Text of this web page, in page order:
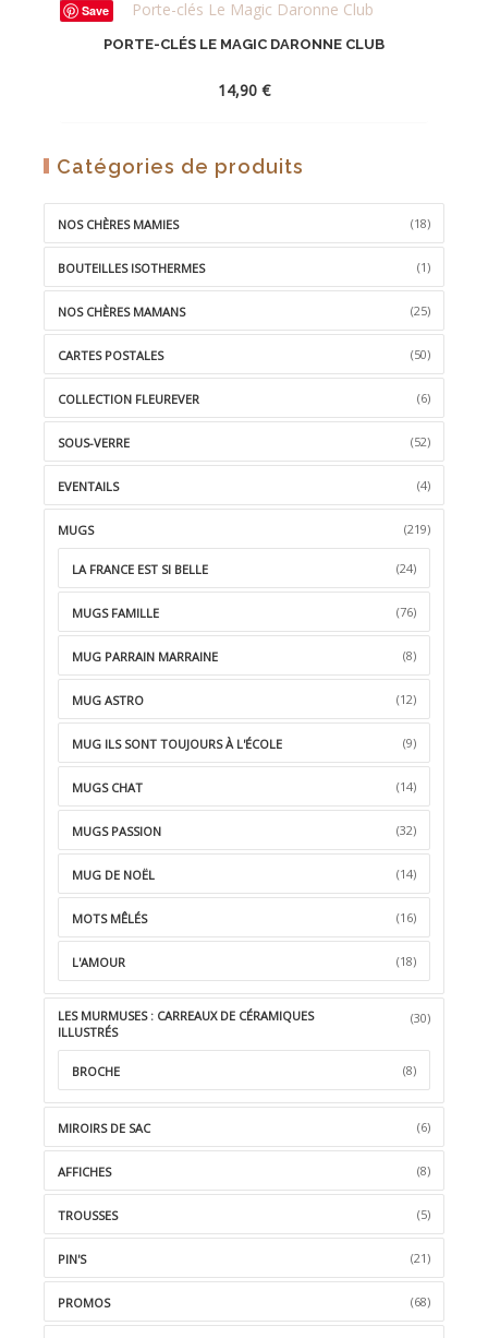
Save
PORTE-CLÉS LE MAGIC DARONNE CLUB
14,90 €
Catégories de produits
NOS CHÈRES MAMIES (18)
BOUTEILLES ISOTHERMES (1)
NOS CHÈRES MAMANS (25)
CARTES POSTALES (50)
COLLECTION FLEUREVER (6)
SOUS-VERRE (52)
EVENTAILS (4)
MUGS (219)
LA FRANCE EST SI BELLE (24)
MUGS FAMILLE (76)
MUG PARRAIN MARRAINE (8)
MUG ASTRO (12)
MUG ILS SONT TOUJOURS À L'ÉCOLE (9)
MUGS CHAT (14)
MUGS PASSION (32)
MUG DE NOËL (14)
MOTS MÊLÉS (16)
L'AMOUR (18)
LES MURMUSES : CARREAUX DE CÉRAMIQUES
ILLUSTRÉS
(30)
BROCHE (8)
MIROIRS DE SAC (6)
AFFICHES (8)
TROUSSES (5)
PIN'S (21)
PROMOS (68)